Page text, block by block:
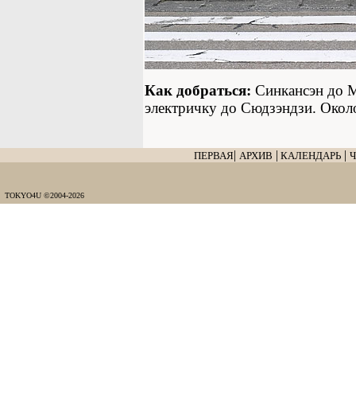
Как добраться: Синкансэн до
электричку до Сюдзэндзи.
ПЕРВАЯ| АРХИВ | КАЛЕНДАРЬ |
TOKYO4U ©2004-2026